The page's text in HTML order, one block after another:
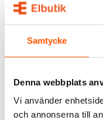
Samtycke
Denna webbplats
Vi använder
och annonserna till
RELATERADE